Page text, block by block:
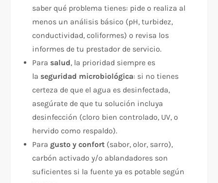
saber qué problema tienes: pide o realiza al
menos un análisis básico (pH, turbidez,
conductividad, coliformes) o revisa los
informes de tu prestador de servicio.​
Para salud, la prioridad siempre es
la seguridad microbiológica: si no tienes
certeza de que el agua es desinfectada,
asegúrate de que tu solución incluya
desinfección (cloro bien controlado, UV, o
hervido como respaldo).
Para gusto y confort (sabor, olor, sarro),
carbón activado y/o ablandadores son
suficientes si la fuente ya es potable según